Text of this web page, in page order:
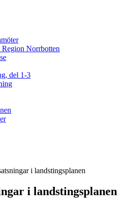
Norrbotten
del 1-3
i landstingsplanen
i landstingsplanen